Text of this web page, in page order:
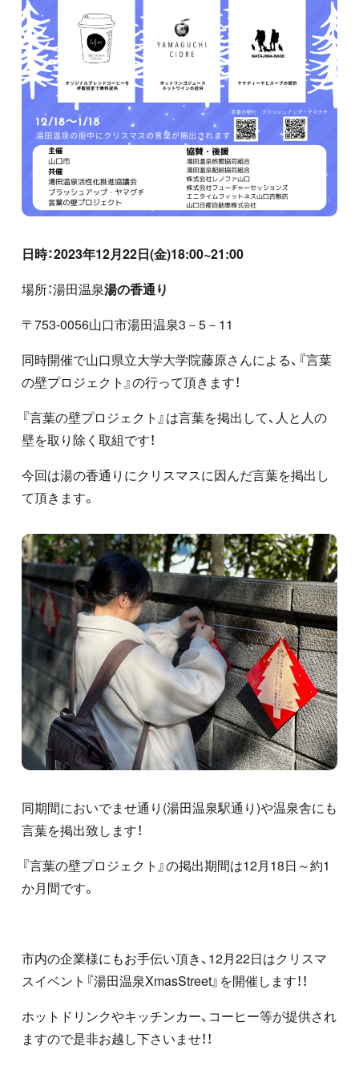
日時：2023年12月22日(金)18:00~21:00
場所：湯田温泉湯の香通り
〒753-0056山口市湯田温泉3 －5－ 11
同時開催で山口県立大学大学院藤原さんによる、『言葉
の壁プロジェクト』の行って頂きます！
『言葉の壁プロジェクト』は言葉を掲出して、人と人の
壁を取り除く取組です！
今回は湯の香通りにクリスマスに因んだ言葉を掲出し
て頂きます。
同期間においでませ通り (湯田温泉駅通り)や温泉舎にも
言葉を掲出致します！
『言葉の壁プロジェクト』の掲出期間は12月18日～約1
か月間です。
市内の企業様にもお手伝い頂き、 12月22日はクリスマ
スイベント『湯田温泉XmasStreet』を開催します！！
ホットドリンクやキッチンカー、コーヒー等が提供され
ますので是非お越し下さいませ！！